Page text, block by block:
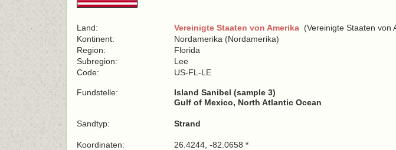
Land: Vereinigte Staaten von Amerika (Vereinigte Staaten von
Kontinent:
Nordamerika (Nordamerika)
Region:
Florida
Subregion:
Lee
Code:
US-FL-LE
Fundstelle:
Island Sanibel (sample 3)
Gulf of Mexico, North Atlantic Ocean
Sandtyp: Strand
Koordinaten:
26.4244, -82.0658 *